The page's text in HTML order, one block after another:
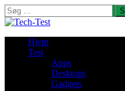
Søg
efter:
Hjem
Test
Apps
Desktops
Gadgets